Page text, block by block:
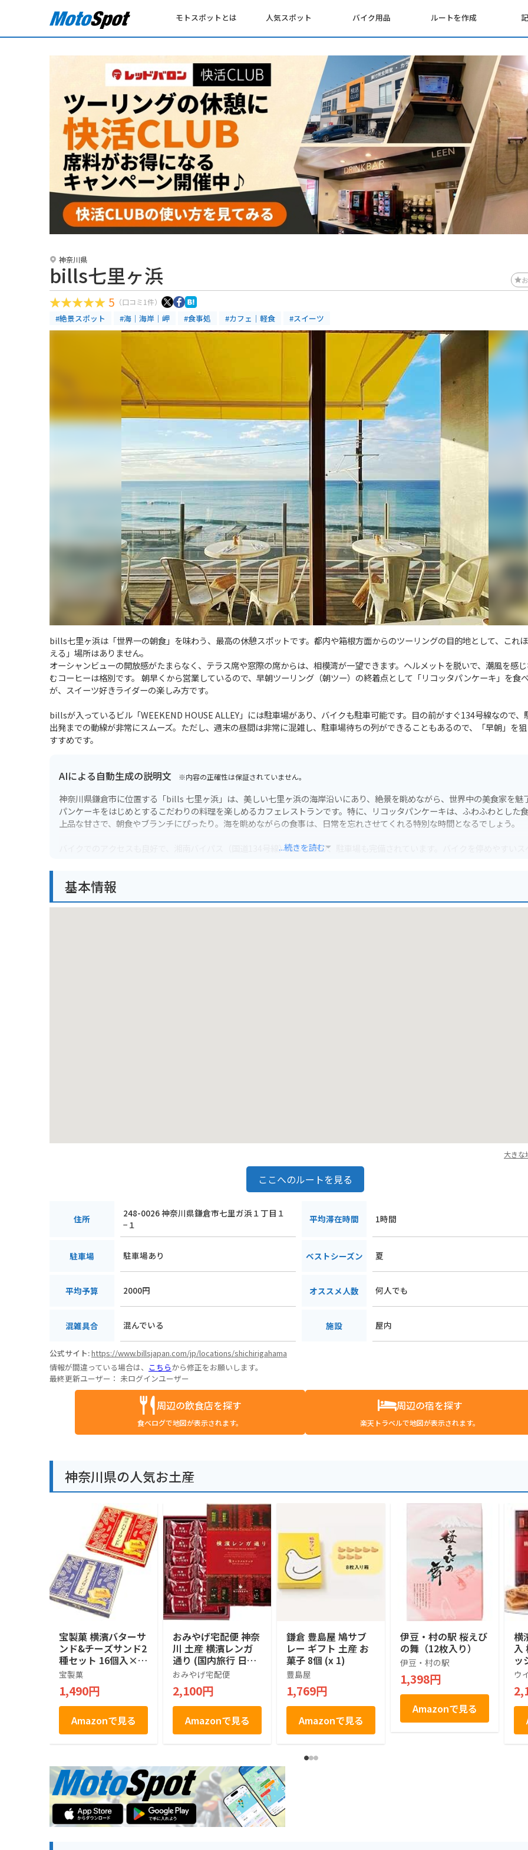
モトスポットとは 人気スポット バイク用品 ルートを作成
神奈川県
bills七里ヶ浜
5 （口コミ1件）
#絶景スポット #海｜海岸｜岬 #食事処 #カフェ｜軽食 #スイーツ
bills七里ヶ浜は「世界一の朝食」を味わう、最高の休憩スポットです。都内や箱根方面からのツーリングの目的地として、これ
える」場所はありません。
オーシャンビューの開放感がたまらなく、テラス席や窓際の席からは、相模湾が一望できます。ヘルメットを脱いで、潮風を感
むコーヒーは格別です。 朝早くから営業しているので、早朝ツーリング（朝ツー）の終着点として「リコッタパンケーキ」を食
が、スイーツ好きライダーの楽しみ方です。
billsが入っているビル「WEEKEND HOUSE ALLEY」には駐車場があり、バイクも駐車可能です。目の前がすぐ134号線なので、
出発までの動線が非常にスムーズ。ただし、週末の昼間は非常に混雑し、駐車場待ちの列ができることもあるので、「早朝」を
すすめです。
AIによる自動生成の説明文 ※内容の正確性は保証されていません。
神奈川県鎌倉市に位置する「bills 七里ヶ浜」は、美しい七里ヶ浜の海岸沿いにあり、絶景を眺めながら、世界中の美食家を魅
パンケーキをはじめとするこだわりの料理を楽しめるカフェレストランです。特に、リコッタパンケーキは、ふわふわとした
上品な甘さで、朝食やブランチにぴったり。海を眺めながらの食事は、日常を忘れさせてくれる特別な時間となるでしょう。
バイクでのアクセスも良好で、湘南バイパス（国道134号線）沿いにあり、駐車場も完備されています。バイクを停めやすいス
す。また、七里ヶ浜の海岸は、サーフィンや散策を楽しむ人々で賑わっており、夕暮れ時にはロマンチックな夕日を望むこと
...続きを読む
基本情報
大きな
ここへのルートを見る
住所
248-0026 神奈川県鎌倉市七里ガ浜１丁目１
−１
平均滞在時間 1時間
駐車場 駐車場あり ベストシーズン 夏
平均予算 2000円 オススメ人数 何人でも
混雑具合 混んでいる 施設 屋内
公式サイト:https://www.billsjapan.com/jp/locations/shichirigahama
情報が間違っている場合は、 こちらから修正をお願いします。
最終更新ユーザー： 未ログインユーザー
周辺の飲食店を探す
食べログで地図が表示されます。
周辺の宿を探す
楽天トラベルで地図が表示されます。
神奈川県の人気お土産
宝製菓 横濱バターサ
ンド&チーズサンド2
種セット 16個入×2
箱
宝製菓
1,490円
Amazonで見る
おみやげ宅配便 神奈
川 土産 横濱レンガ
通り (国内旅行 日本
神奈川 お土産）
おみやげ宅配便
2,100円
Amazonで見る
鎌倉 豊島屋 鳩サブ
レー ギフト 土産 お
菓子 8個 (x 1)
豊島屋
1,769円
Amazonで見る
伊豆・村の駅 桜えび
の舞（12枚入り）
伊豆・村の駅
1,398円
Amazonで見る
横
入
ッ
せ
菓
お
土
ウ